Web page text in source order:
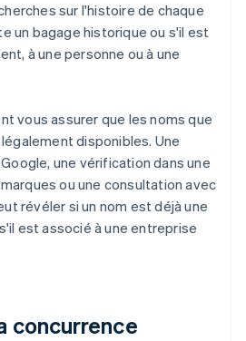
sur l'histoire de chaque
un bagage historique ou s'il est
à une personne ou à une
vous assurer que les noms que
disponibles. Une
une vérification dans une
ou une consultation avec
révéler si un nom est déjà une
est associé à une entreprise
concurrence